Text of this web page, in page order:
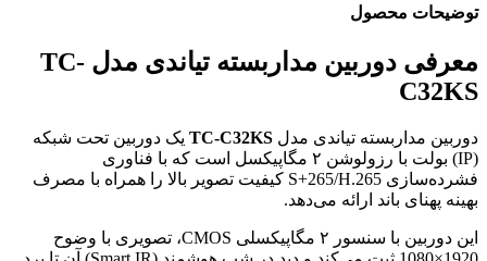
توضیحات محصول
معرفی دوربین مداربسته تیاندی مدل TC-
C32KS
دوربین مداربسته تیاندی مدل TC-C32KS یک دوربین تحت شبکه
(IP) بولت با رزولوشن ۲ مگاپیکسل است که با فناوری
فشرده‌سازی S+265/H.265 کیفیت تصویر بالا را همراه با مصرف
بهینه پهنای باند ارائه می‌دهد.
این دوربین با سنسور ۲ مگاپیکسلی CMOS، تصویری با وضوح